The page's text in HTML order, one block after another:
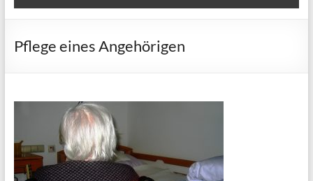
Pflege eines Angehörigen